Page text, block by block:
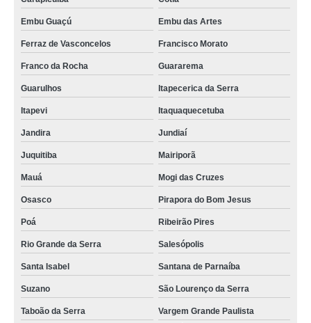
Embu Guaçú Embu das Artes
Ferraz de Vasconcelos Francisco Morato
Franco da Rocha Guararema
Guarulhos Itapecerica da Serra
Itapevi Itaquaquecetuba
Jandira Jundiaí
Juquitiba Mairiporã
Mauá Mogi das Cruzes
Osasco Pirapora do Bom Jesus
Poá Ribeirão Pires
Rio Grande da Serra Salesópolis
Santa Isabel Santana de Parnaíba
Suzano São Lourenço da Serra
Taboão da Serra
Vargem Grande Paulista